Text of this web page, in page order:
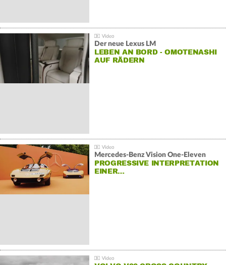
Der neue Lexus LM
LEBEN AN BORD - OMOTENASHI
AUF RÄDERN
Mercedes-Benz Vision One-Eleven
PROGRESSIVE INTERPRETATION
EINER…